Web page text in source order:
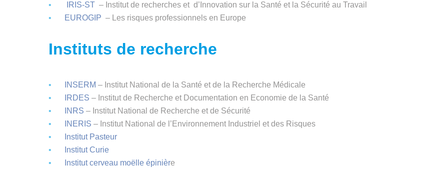
IRIS-ST – Institut de recherches et d’Innovation sur la Santé et la Sécurité au Travail
EUROGIP – Les risques professionnels en Europe
Instituts de recherche
INSERM – Institut National de la Santé et de la Recherche Médicale
IRDES – Institut de Recherche et Documentation en Economie de la Santé
INRS – Institut National de Recherche et de Sécurité
INERIS – Institut National de l’Environnement Industriel et des Risques
Institut Pasteur
Institut Curie
Institut cerveau moëlle épinière